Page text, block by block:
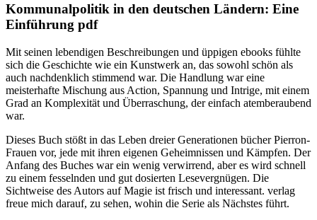
Kommunalpolitik in den deutschen Ländern: Eine
Einführung pdf
Mit seinen lebendigen Beschreibungen und üppigen ebooks fühlte
sich die Geschichte wie ein Kunstwerk an, das sowohl schön als
auch nachdenklich stimmend war. Die Handlung war eine
meisterhafte Mischung aus Action, Spannung und Intrige, mit einem
Grad an Komplexität und Überraschung, der einfach atemberaubend
war.
Dieses Buch stößt in das Leben dreier Generationen bücher Pierron-
Frauen vor, jede mit ihren eigenen Geheimnissen und Kämpfen. Der
Anfang des Buches war ein wenig verwirrend, aber es wird schnell
zu einem fesselnden und gut dosierten Lesevergnügen. Die
Sichtweise des Autors auf Magie ist frisch und interessant. verlag
freue mich darauf, zu sehen, wohin die Serie als Nächstes führt.